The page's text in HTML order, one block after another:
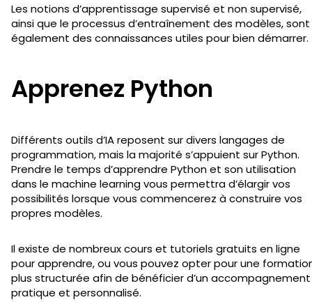
Les notions d’apprentissage supervisé et non supervisé,
ainsi que le processus d’entraînement des modèles, sont
également des connaissances utiles pour bien démarrer.
Apprenez Python
Différents outils d’IA reposent sur divers langages de
programmation, mais la majorité s’appuient sur Python.
Prendre le temps d’apprendre Python et son utilisation
dans le machine learning vous permettra d’élargir vos
possibilités lorsque vous commencerez à construire vos
propres modèles.
Il existe de nombreux cours et tutoriels gratuits en ligne
pour apprendre, ou vous pouvez opter pour une
plus structurée afin de bénéficier d’un accompagnement
pratique et personnalisé.